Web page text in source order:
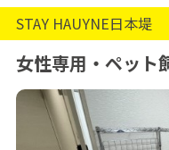
STAY HAUYNE日本堤
女性専用・ペット